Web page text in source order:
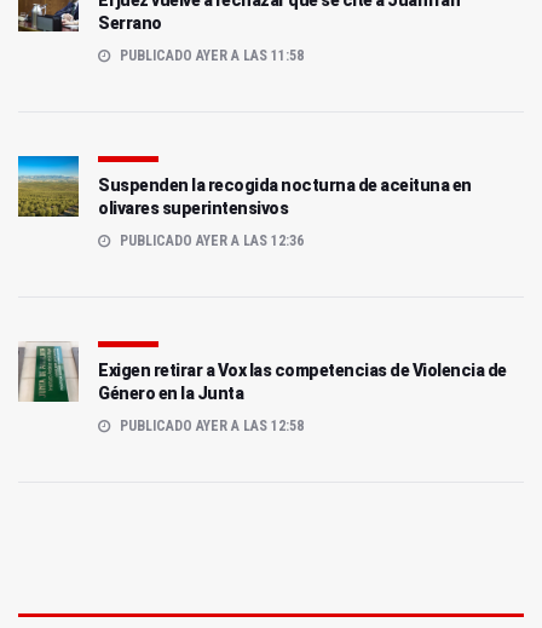
Serrano
PUBLICADO AYER A LAS 11:58
Suspenden la recogida nocturna de aceituna en
olivares superintensivos
PUBLICADO AYER A LAS 12:36
Exigen retirar a Vox las competencias de Violencia de
Género en la Junta
PUBLICADO AYER A LAS 12:58